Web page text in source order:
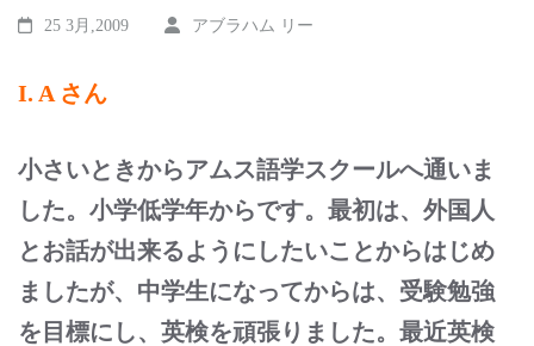
ッ
(Enter
す)
25 3月,2009 アブラハム リー
I. A さん
小さいときからアムス語学スクールへ通いま
した。小学低学年からです。最初は、外国人
とお話が出来るようにしたいことからはじめ
ましたが、中学生になってからは、受験勉強
を目標にし、英検を頑張りました。最近英検